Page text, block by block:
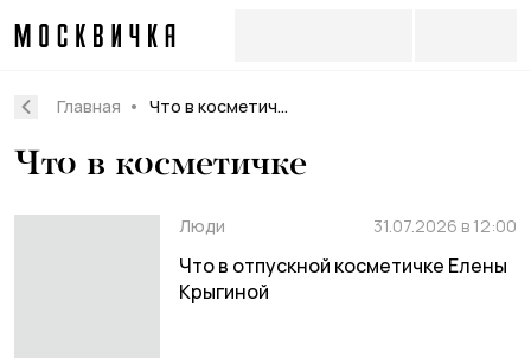
Главная Что в косметичке
Что в косметичке
Люди 31.07.2026 в 12:00
Что в отпускной косметичке Елены
Крыгиной